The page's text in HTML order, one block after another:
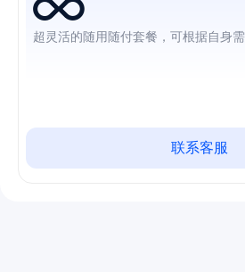
超灵活的随用随付套餐，可根据自身需
联系客服